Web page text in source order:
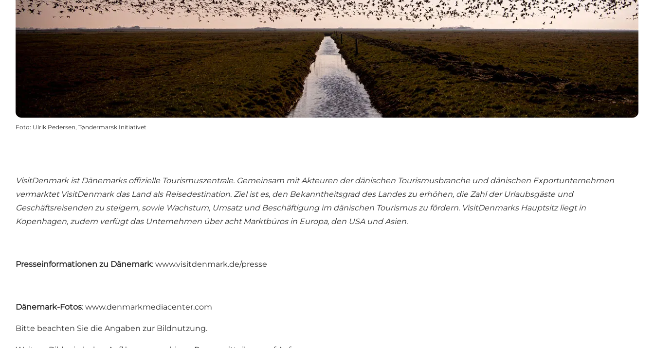
Foto: Ulrik Pedersen, Tøndermarsk Initiativet
VisitDenmark ist Dänemarks offizielle Tourismuszentrale. Gemeinsam mit Akteuren der dänischen Tourismusbranche und dänischen Exportunternehmen
vermarktet VisitDenmark das Land als Reisedestination. Ziel ist es, den Bekanntheitsgrad des Landes zu erhöhen, die Zahl der Urlaubsgäste und
Geschäftsreisenden zu steigern, sowie Wachstum, Umsatz und Beschäftigung im dänischen Tourismus zu fördern. VisitDenmarks Hauptsitz liegt in
Kopenhagen, zudem verfügt das Unternehmen über acht Marktbüros in Europa, den USA und Asien.
Presseinformationen zu Dänemark: www.visitdenmark.de/presse
Dänemark-Fotos: www.denmarkmediacenter.com
Bitte beachten Sie die Angaben zur Bildnutzung.